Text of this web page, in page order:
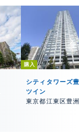
購入
シティタワーズ
ツイン
東京都江東区豊